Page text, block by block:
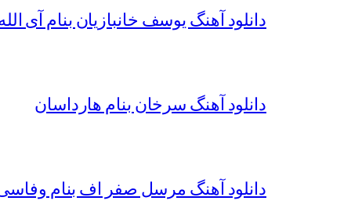
دانلود آهنگ یوسف خانبازیان بنام آی
دانلود آهنگ سرخان بنام هارداسان
دانلود آهنگ مرسل صفر اف بنام